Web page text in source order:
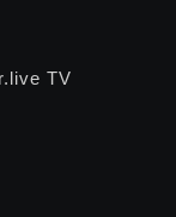
TV